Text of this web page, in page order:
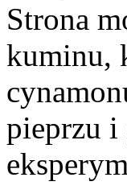
Strona
kuminu,
pieprzu i